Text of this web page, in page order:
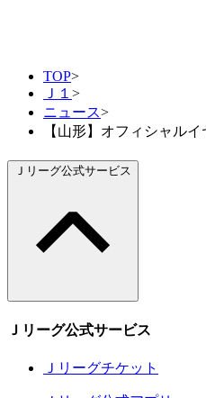
TOP>
Ｊ１ >
ニュース>
【山形】オフィシャル
Ｊリーグ公式サービス
Ｊリーグ公式サービス
Ｊリーグチケット